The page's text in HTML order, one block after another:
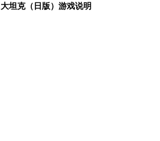
大坦克（日版）游戏说明